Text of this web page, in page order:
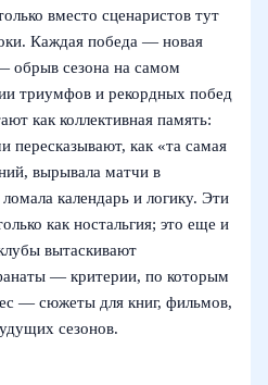
вместо сценаристов тут
Каждая победа — новая
обрыв сезона на самом
триумфов и рекордных побед
как коллективная память:
пересказывают, как «та самая
вырывала матчи в
календарь и логику. Эти
как ностальгия; это еще и
вытаскивают
— критерии, по которым
— сюжеты для книг, фильмов,
сезонов.